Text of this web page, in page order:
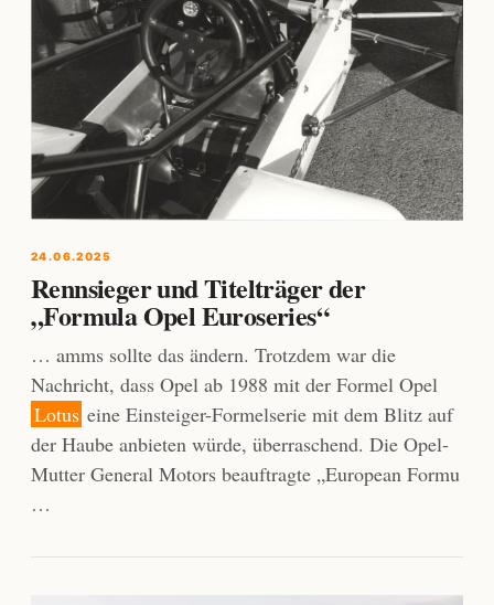
24.06.2025
Rennsieger und Titelträger der
„Formula Opel Euroseries“
… amms sollte das ändern. Trotzdem war die
Nachricht, dass Opel ab 1988 mit der Formel Opel
Lotus eine Einsteiger-Formelserie mit dem Blitz auf
der Haube anbieten würde, überraschend. Die Opel-
Mutter General Motors beauftragte „European Formu
…